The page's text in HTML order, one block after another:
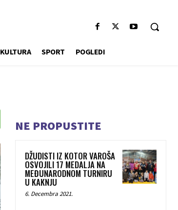
KULTURA SPORT POGLEDI
NE PROPUSTITE
DŽUDISTI IZ KOTOR VAROŠA
OSVOJILI 17 MEDALJA NA
MEĐUNARODNOM TURNIRU
U KAKNJU
6. Decembra 2021.